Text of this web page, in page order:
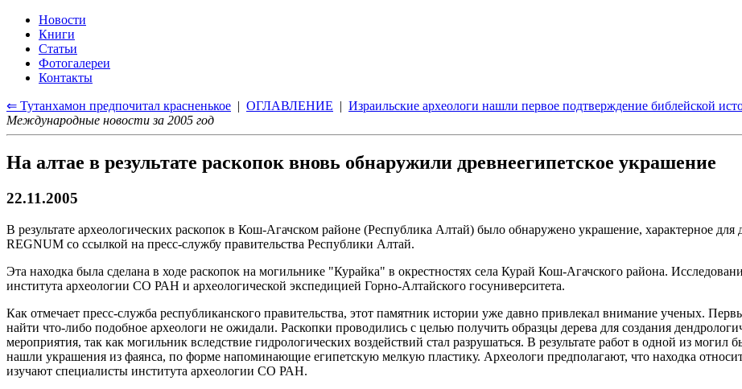
Новости
Книги
Статьи
Фотогалереи
Контакты
⇐ Тутанхамон предпочитал красненькое | ОГЛАВЛЕНИЕ | Израильские археологи нашли первое подтверждение библейской
Международные новости за 2005 год
На алтае в результате раскопок вновь обнаружили древнеегипетское украшение
22.11.2005
В результате археологических раскопок в Кош-Агачском районе (Республика Алтай) было обнаружено украшение, характерное
REGNUM со ссылкой на пресс-службу правительства Республики Алтай.
Эта находка была сделана в ходе раскопок на могильнике "Курайка" в окрестностях села Курай Кош-Агачского района.
института археологии СО РАН и археологической экспедицией Горно-Алтайского госуниверситета.
Как отмечает пресс-служба республиканского правительства, этот памятник истории уже давно привлекал внимание ученых.
найти что-либо подобное археологи не ожидали. Раскопки проводились с целью получить образцы дерева для создания
мероприятия, так как могильник вследствие гидрологических воздействий стал разрушаться. В результате работ в одной из могил
нашли украшения из фаянса, по форме напоминающие египетскую мелкую пластику. Археологи предполагают, что находка
изучают специалисты института археологии СО РАН.